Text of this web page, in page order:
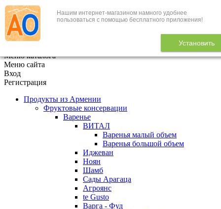
Нашим интернет-магазином намного удобнее
пользоваться с помощью бесплатного приложения!
Установить
+7 (495) 646-888-1
В корзине 0
Меню каталога
Меню сайта
Вход
Регистрация
Продукты из Армении
Фруктовые консервации
Варенье
ВИТАЛ
Варенья малый объем
Варенья большой объем
Иджеван
Ноян
Шамб
Сады Арагаца
Агроянс
te Gusto
Варга - Фуд